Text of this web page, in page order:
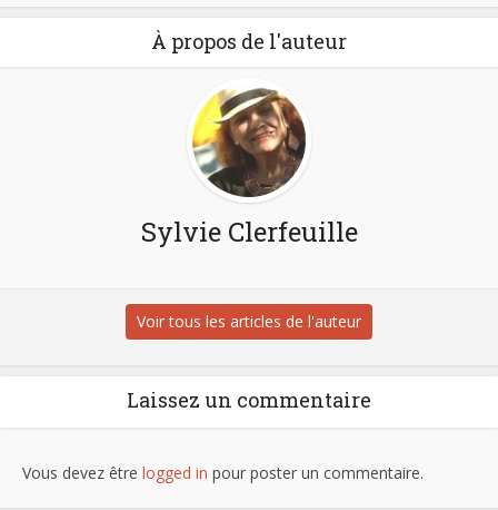
À propos de l'auteur
Sylvie Clerfeuille
Voir tous les articles de l'auteur
Laissez un commentaire
Vous devez être logged in pour poster un commentaire.